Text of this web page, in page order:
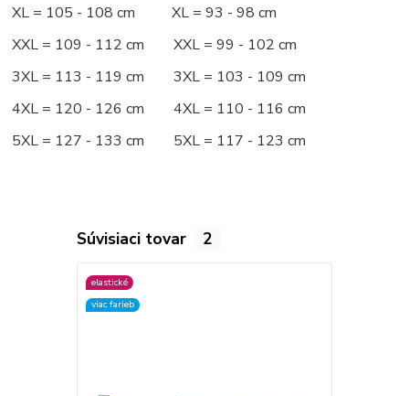
XL = 105 - 108 cm XL = 93 - 98 cm
XXL = 109 - 112 cm XXL = 99 - 102 cm
3XL = 113 - 119 cm 3XL = 103 - 109 cm
4XL = 120 - 126 cm 4XL = 110 - 116 cm
5XL = 127 - 133 cm 5XL = 117 - 123 cm
Súvisiaci tovar 2
elastické
viac farieb